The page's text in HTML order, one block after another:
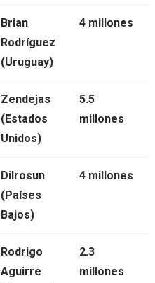
Brian
Rodríguez
(Uruguay)
4 millones
Zendejas
(Estados
Unidos)
5.5
millones
Dilrosun
(Países
Bajos)
4 millones
Rodrigo
Aguirre
2.3
millones